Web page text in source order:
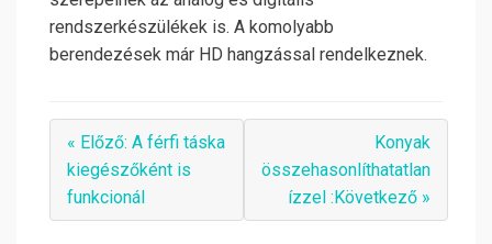
rendszerkészülékek is. A komolyabb
berendezések már HD hangzással rendelkeznek.
« Előző: A férfi táska
kiegészőként is
funkcionál
Konyak
összehasonlíthatatlan
ízzel :Következő »